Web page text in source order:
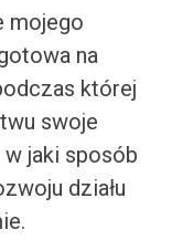
mojego
na
której
swoje
jaki sposób
działu